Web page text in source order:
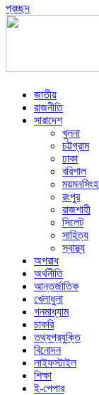
প্রচ্ছদ
জাতীয়
রাজনীতি
সারাদেশ
খুলনা
চট্টগ্রাম
ঢাকা
বরিশাল
ময়মনসিংহ
রংপুর
রাজশাহী
সিলেট
সাহিত্য
স্বাস্থ্য
অপরাধ
অর্থনীতি
আন্তর্জাতিক
খেলাধুলা
গনমাধ্যাম
চাকরি
তথ্যপ্রযুক্তি
বিনোদন
লাইফস্টাইল
শিক্ষা
ই-পেপার